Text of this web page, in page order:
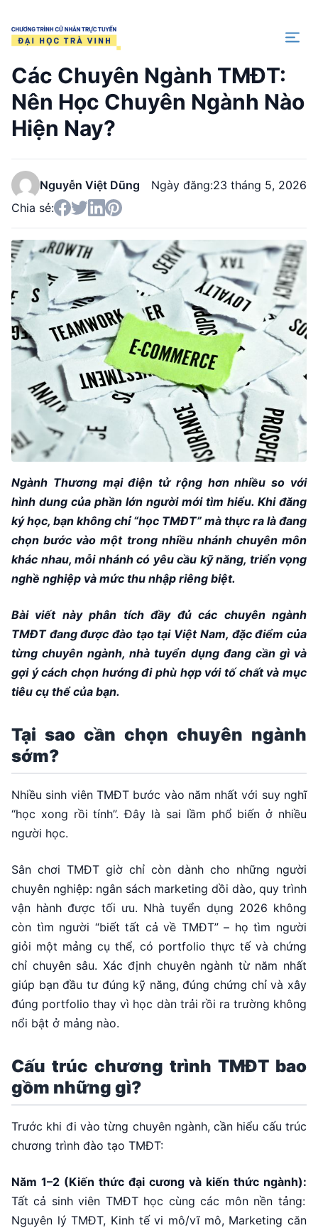
Trang chủ
Các Chuyên Ngành TMĐT:
Nên Học Chuyên Ngành Nào
Hiện Nay?
Nguyễn Việt Dũng Ngày đăng:23 tháng 5, 2026
Chia sẻ:
Ngành Thương mại điện tử rộng hơn nhiều so với
hình dung của phần lớn người mới tìm hiểu. Khi đăng
ký học, bạn không chỉ “học TMĐT” mà thực ra là đang
chọn bước vào một trong nhiều nhánh chuyên môn
khác nhau, mỗi nhánh có yêu cầu kỹ năng, triển vọng
nghề nghiệp và mức thu nhập riêng biệt.
Bài viết này phân tích đầy đủ các chuyên ngành
TMĐT đang được đào tạo tại Việt Nam, đặc điểm của
từng chuyên ngành, nhà tuyển dụng đang cần gì và
gợi ý cách chọn hướng đi phù hợp với tố chất và mục
tiêu cụ thể của bạn.
Tại sao cần chọn chuyên ngành
sớm?
Nhiều sinh viên TMĐT bước vào năm nhất với suy nghĩ
“học xong rồi tính”. Đây là sai lầm phổ biến ở nhiều
người học.
Sân chơi TMĐT giờ chỉ còn dành cho những người
chuyên nghiệp: ngân sách marketing dồi dào, quy trình
vận hành được tối ưu. Nhà tuyển dụng 2026 không
còn tìm người “biết tất cả về TMĐT” – họ tìm người
giỏi một mảng cụ thể, có portfolio thực tế và chứng
chỉ chuyên sâu. Xác định chuyên ngành từ năm nhất
giúp bạn đầu tư đúng kỹ năng, đúng chứng chỉ và xây
đúng portfolio thay vì học dàn trải rồi ra trường không
nổi bật ở mảng nào.
Cấu trúc chương trình TMĐT bao
gồm những gì?
Trước khi đi vào từng chuyên ngành, cần hiểu cấu trúc
chương trình đào tạo TMĐT:
Năm 1–2 (Kiến thức đại cương và kiến thức ngành):
Tất cả sinh viên TMĐT học cùng các môn nền tảng:
Nguyên lý TMĐT, Kinh tế vi mô/vĩ mô, Marketing căn